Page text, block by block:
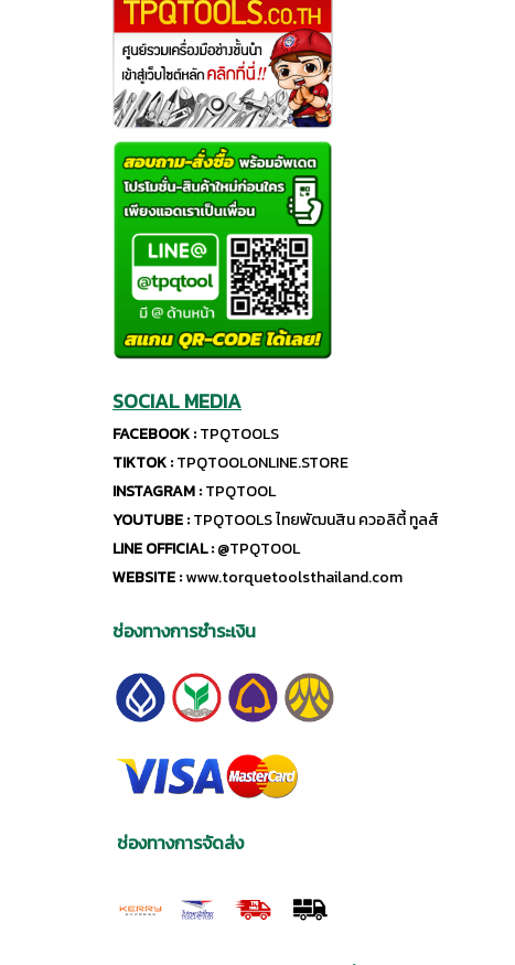
SOCIAL MEDIA
FACEBOOK :TPQTOOLS
TIKTOK :TPQTOOLONLINE.STORE
INSTAGRAM :TPQTOOL
YOUTUBE :TPQTOOLS ไทยพัฒนสิน ควอลิตี้ ทูลส์
LINE OFFICIAL :@TPQTOOL
WEBSITE :www.torquetoolsthailand.com
ช่องทางการชำระเงิน
ช่องทางการจัดส่ง